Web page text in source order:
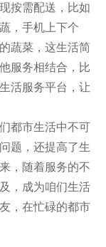
按需配送，比如
，手机上下个
蔬菜，这生活简
服务相结合，比
活服务平台，让
都市生活中不可
题，还提高了生
，随着服务的不
，成为咱们生活
，在忙碌的都市